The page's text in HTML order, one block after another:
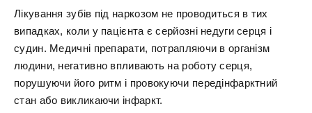
Лікування зубів під наркозом не проводиться в тих
випадках, коли у пацієнта є серйозні недуги серця і
судин. Медичні препарати, потрапляючи в організм
людини, негативно впливають на роботу серця,
порушуючи його ритм і провокуючи передінфарктний
стан або викликаючи інфаркт.